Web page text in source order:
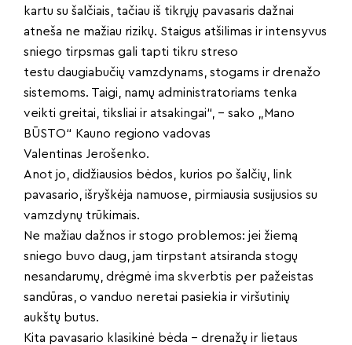
kartu su šalčiais, tačiau iš tikrųjų pavasaris dažnai
atneša ne mažiau rizikų. Staigus atšilimas ir intensyvus
sniego tirpsmas gali tapti tikru streso
testu daugiabučių vamzdynams, stogams ir drenažo
sistemoms. Taigi, namų administratoriams tenka
veikti greitai, tiksliai ir atsakingai“, – sako „Mano
BŪSTO“ Kauno regiono vadovas
Valentinas Jerošenko.
Anot jo, didžiausios bėdos, kurios po šalčių, link
pavasario, išryškėja namuose, pirmiausia susijusios su
vamzdynų trūkimais.
Ne mažiau dažnos ir stogo problemos: jei žiemą
sniego buvo daug, jam tirpstant atsiranda stogų
nesandarumų, drėgmė ima skverbtis per pažeistas
sandūras, o vanduo neretai pasiekia ir viršutinių
aukštų butus.
Kita pavasario klasikinė bėda – drenažų ir lietaus